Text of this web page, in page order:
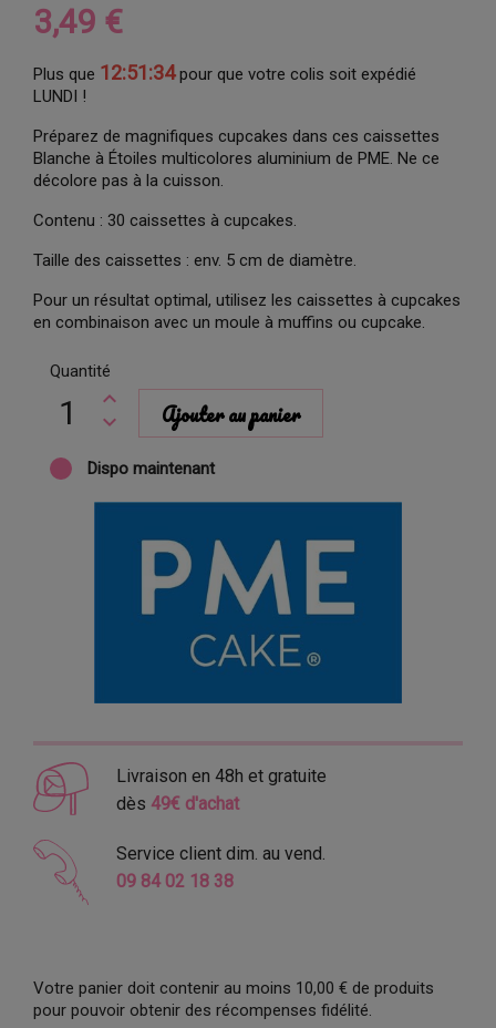
3,49 €
Plus que 12:51:34pour que votre colis soit expédié
LUNDI !
Préparez de magnifiques cupcakes dans ces caissettes
Blanche à Étoiles multicolores aluminium de PME. Ne ce
décolore pas à la cuisson.
Contenu : 30 caissettes à cupcakes.
Taille des caissettes : env. 5 cm de diamètre.
Pour un résultat optimal, utilisez les caissettes à cupcakes
en combinaison avec un moule à muffins ou cupcake.
Quantité
Ajouter au panier
Dispo maintenant
Livraison en 48h et gratuite
dès 49€ d'achat
Service client dim. au vend.
09 84 02 18 38
Votre panier doit contenir au moins 10,00 € de produits
pour pouvoir obtenir des récompenses fidélité.